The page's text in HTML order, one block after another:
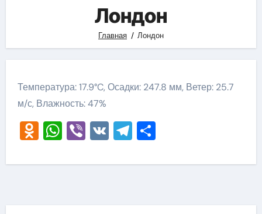
Лондон
Главная Лондон
Температура: 17.9°C, Осадки: 247.8 мм, Ветер: 25.7
м/с, Влажность: 47%
Odnoklassniki
WhatsApp
Viber
VKTelegram
Отправить